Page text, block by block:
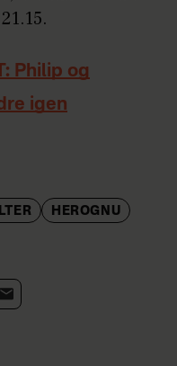
Philip og
igen
HEROGNU